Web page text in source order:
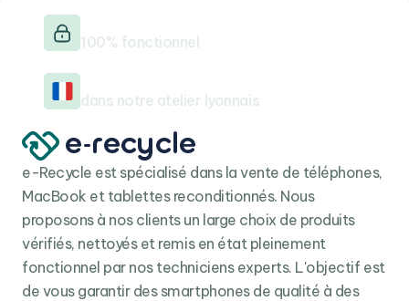
dans notre atelier lyonnais
100% fonctionnel
e-Recycle est spécialisé dans la vente de téléphones,
MacBook et tablettes reconditionnés. Nous
proposons à nos clients un large choix de produits
vérifiés, nettoyés et remis en état pleinement
fonctionnel par nos techniciens experts. L'objectif est
de vous garantir des smartphones de qualité à des